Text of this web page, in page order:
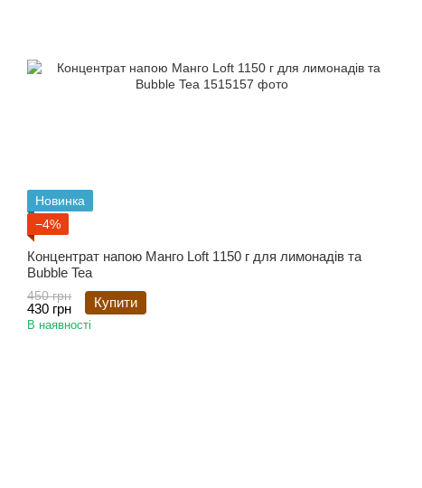
Новинка
−4%
Концентрат напою Манго Loft 1150 г для лимонадів та
Bubble Tea
450 грн
430 грн Купити
В наявності